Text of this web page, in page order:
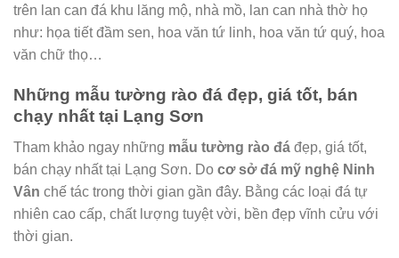
trên lan can đá khu lăng mộ, nhà mồ, lan can nhà thờ họ
như: họa tiết đầm sen, hoa văn tứ linh, hoa văn tứ quý, hoa
văn chữ thọ…
Những mẫu tường rào đá đẹp, giá tốt, bán
chạy nhất tại Lạng Sơn
Tham khảo ngay những mẫu tường rào đá đẹp, giá tốt,
bán chạy nhất tại Lạng Sơn. Do cơ sở đá mỹ nghệ Ninh
Vân chế tác trong thời gian gần đây. Bằng các loại đá tự
nhiên cao cấp, chất lượng tuyệt vời, bền đẹp vĩnh cửu với
thời gian.